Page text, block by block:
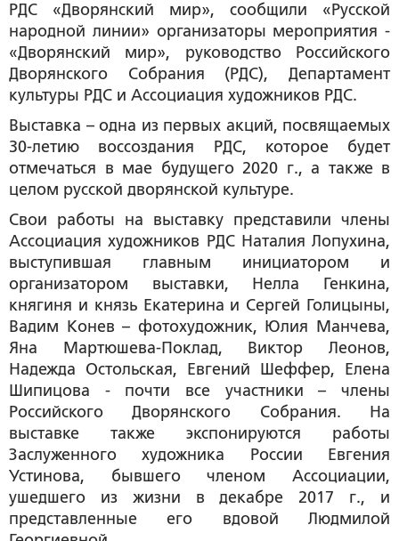
РДС «Дворянский мир», сообщили «Русской
народной линии» организаторы мероприятия -
«Дворянский мир», руководство Российского
Дворянского Собрания (РДС), Департамент
культуры РДС и Ассоциация художников РДС.
Выставка – одна из первых акций, посвящаемых
30-летию воссоздания РДС, которое будет
отмечаться в мае будущего 2020 г., а также в
целом русской дворянской культуре.
Свои работы на выставку представили члены
Ассоциация художников РДС Наталия Лопухина,
выступившая главным инициатором и
организатором выставки, Нелла Генкина,
княгиня и князь Екатерина и Сергей Голицыны,
Вадим Конев – фотохудожник, Юлия Манчева,
Яна Мартюшева-Поклад, Виктор Леонов,
Надежда Остольская, Евгений Шеффер, Елена
Шипицова - почти все участники – члены
Российского Дворянского Собрания. На
выставке также экспонируются работы
Заслуженного художника России Евгения
Устинова, бывшего членом Ассоциации,
ушедшего из жизни в декабре 2017 г., и
представленные его вдовой Людмилой